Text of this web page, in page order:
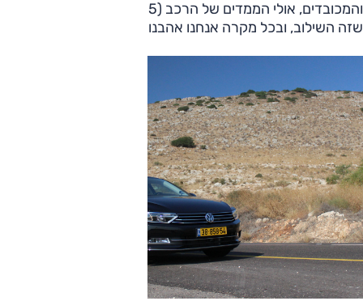
שזה השילוב, ובכל מקרה אנחנו אהבנו את התוצאה.